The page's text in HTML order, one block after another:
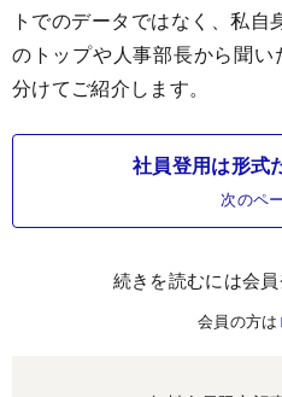
トでのデータではなく、私
のトップや人事部長から聞
分けてご紹介します。
社員登用は形式
次のペ
続きを読むには会員
会員の方は